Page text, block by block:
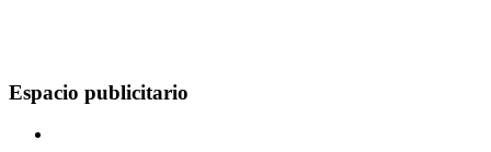
Espacio publicitario